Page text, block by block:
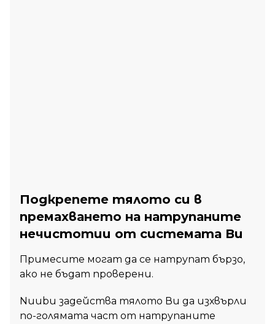
Подкрепете тялото си в
премахването на натрупаните
нечистотии от системата Ви
Примесите могат да се натрупат бързо,
ако не бъдат проверени.
Nuubu задейства тялото Ви да изхвърли
по-голямата част от натрупаните